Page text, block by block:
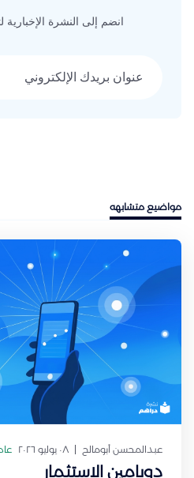
انضم إلى النشرة الإخبارية
مواضيع متشابهه
عبدالمحسن أبومالح ٠٨ يوليو ٢٠٢٦
دوبامين الاستثمار